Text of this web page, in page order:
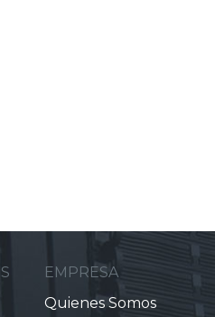
EMPRESA
Quienes Somos